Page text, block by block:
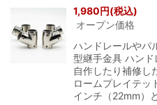
1,980円(税込)
オープン価格
ハンドレールやパ
型継手金具 ハン
自作したり補修し
ロームプレイテッ
インチ（22mm）